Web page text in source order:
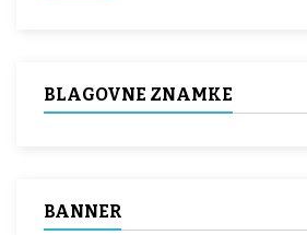
BLAGOVNE ZNAMKE
BANNER